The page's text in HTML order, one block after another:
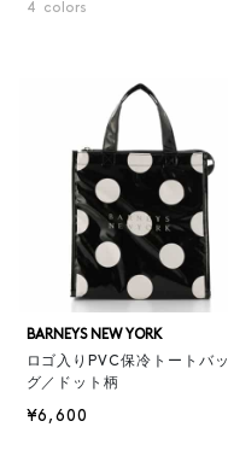
4 colors
BARNEYS NEW YORK
ロゴ入りPVC保冷トートバッ
グ／ドット柄
¥6,600